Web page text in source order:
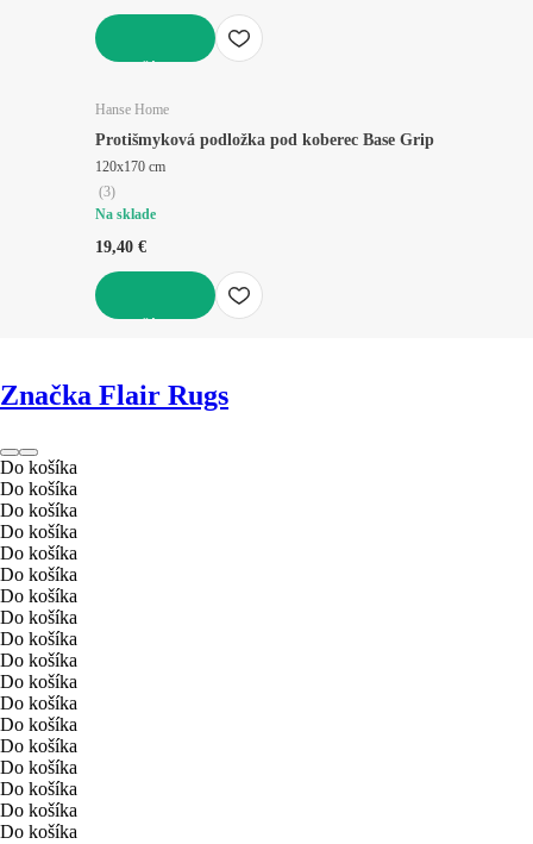
Hanse Home
Protišmyková podložka pod koberec Base Grip
120x170 cm
(3)
Na sklade
19,40 €
Značka Flair Rugs
Do košíka
Do košíka
Do košíka
Do košíka
Do košíka
Do košíka
Do košíka
Do košíka
Do košíka
Do košíka
Do košíka
Do košíka
Do košíka
Do košíka
Do košíka
Do košíka
Do košíka
Do košíka